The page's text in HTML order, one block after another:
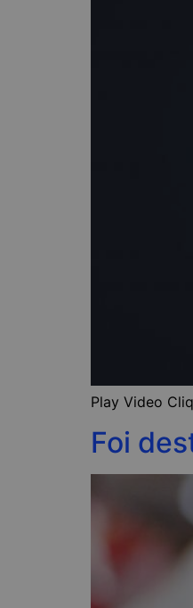
Play Video
Foi